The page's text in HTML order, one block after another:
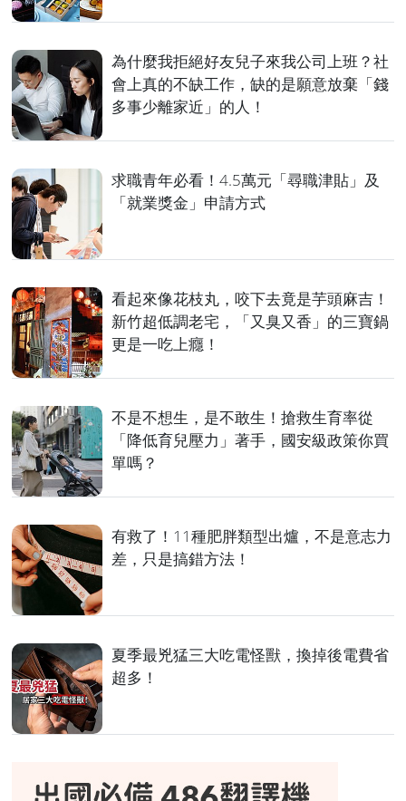
為什麼我拒絕好友兒子來我公司上班？社
會上真的不缺工作，缺的是願意放棄「錢
多事少離家近」的人！
求職青年必看！4.5萬元「尋職津貼」及
「就業獎金」申請方式
看起來像花枝丸，咬下去竟是芋頭麻吉！
新竹超低調老宅，「又臭又香」的三寶鍋
更是一吃上癮！
不是不想生，是不敢生！搶救生育率從
「降低育兒壓力」著手，國安級政策你買
單嗎？
有救了！11種肥胖類型出爐，不是意志力
差，只是搞錯方法！
夏季最兇猛三大吃電怪獸，換掉後電費省
超多！